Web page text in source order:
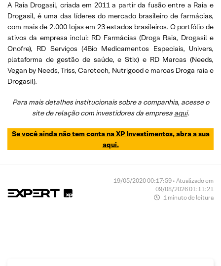
A Raia Drogasil, criada em 2011 a partir da fusão entre a Raia e
Drogasil, é uma das líderes do mercado brasileiro de farmácias,
com mais de 2.000 lojas em 23 estados brasileiros. O portfólio de
ativos da empresa inclui: RD Farmácias (Droga Raia, Drogasil e
Onofre), RD Serviços (4Bio Medicamentos Especiais, Univers,
plataforma de gestão de saúde, e Stix) e RD Marcas (Needs,
Vegan by Needs, Triss, Caretech, Nutrigood e marcas Droga raia e
Drogasil).
Para mais detalhes institucionais sobre a companhia, acesse o
site de relação com investidores da empresa aqui.
Se você ainda não tem conta na XP Investimentos, abra a sua
aqui.
19/05/2020 00:17:59 • Atualizado em
09/08/2026 01:11:21
1 minuto de leitura